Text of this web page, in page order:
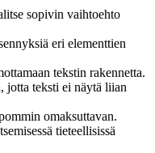
sopivin vaihtoehto
eri elementtien
tekstin rakennetta.
jotta teksti ei näytä liian
omaksuttavan.
tieteellisissä